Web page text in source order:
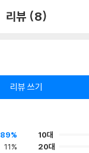
리뷰 (8)
리뷰 쓰기
89%
11%
10대
20대